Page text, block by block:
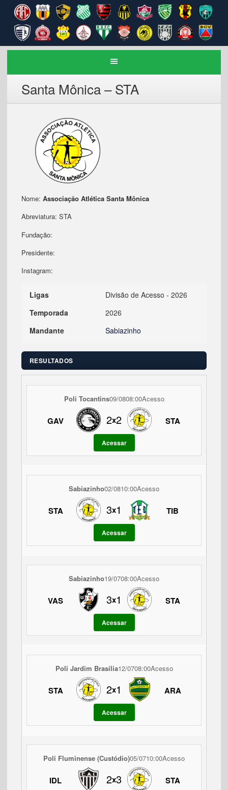
Santa Mônica – STA
Nome: Associação Atlética Santa Mônica
Abreviatura: STA
Fundação:
Presidente:
Instagram:
Ligas
Divisão de Acesso - 2026
Temporada
2026
Mandante
Sabiazinho
RESULTADOS
Poli Tocantins09/0808:00Acesso
GAV 2x2 STA
Acessar
Sabiazinho02/0810:00Acesso
STA 3x1 TIB
Acessar
Sabiazinho19/0708:00Acesso
VAS 3x1 STA
Acessar
Poli Jardim Brasília12/0708:00Acesso
STA 2x1 ARA
Acessar
Poli Fluminense (Custódio)05/0710:00Acesso
IDL 2x3 STA